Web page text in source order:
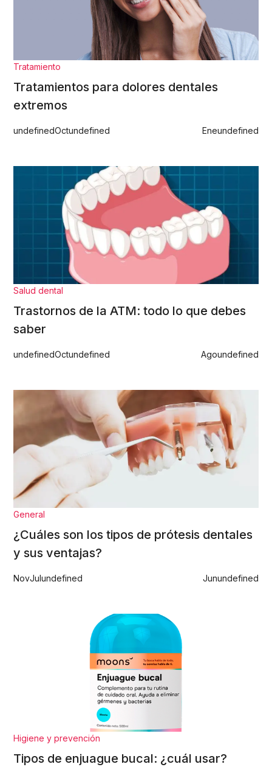
Tratamiento
Tratamientos para dolores dentales
extremos
undefinedOctundefined Eneundefined
Salud dental
Trastornos de la ATM: todo lo que debes
saber
undefinedOctundefined Agoundefined
General
¿Cuáles son los tipos de prótesis dentales
y sus ventajas?
NovJulundefined Junundefined
Higiene y prevención
Tipos de enjuague bucal: ¿cuál usar?